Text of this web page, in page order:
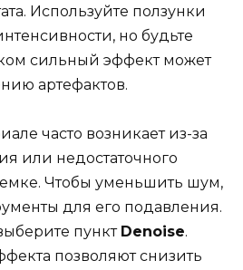
Используйте ползунки
но будьте
сильный эффект может
артефактов.
часто возникает из-за
или недостаточного
Чтобы уменьшить шум,
для его подавления.
пункт Denoise.
позволяют снизить